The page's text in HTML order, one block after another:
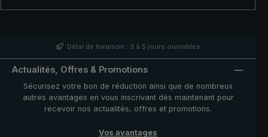
Délai de livraison : 3 à 5 jours ouvrables
Actualités, Offres & Promotions
Sécurisez votre bon de réduction ainsi que de nombreux
autres avantages en vous inscrivant dès maintenant pour
recevoir nos actualités, offres et promotions.
Vos avantages